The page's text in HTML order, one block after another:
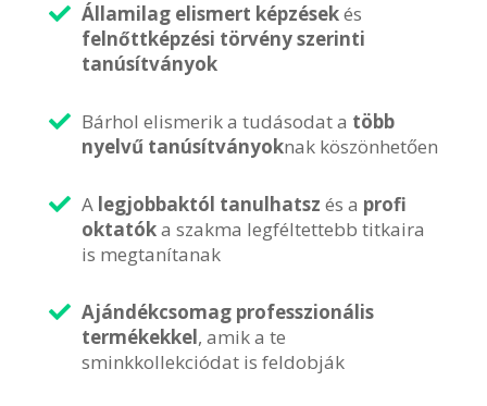
Államilag elismert képzésekés
felnőttképzési törvény szerinti
tanúsítványok
Bárhol elismerik a tudásodat a több
nyelvű tanúsítványoknak köszönhetően
A legjobbaktól tanulhatsz és a profi
oktatóka szakma legféltettebb titkaira
is megtanítanak
Ajándékcsomag professzionális
termékekkel, amik a te
sminkkollekciódat is feldobják